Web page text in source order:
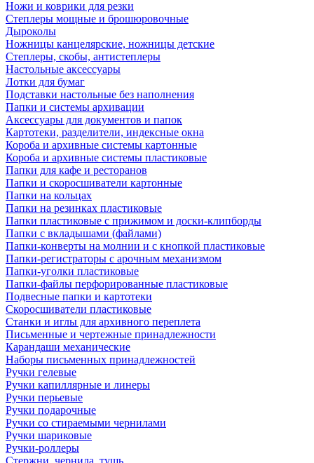
Ножи и коврики для резки
Степлеры мощные и брошюровочные
Дыроколы
Ножницы канцелярские, ножницы детские
Степлеры, скобы, антистеплеры
Настольные аксессуары
Лотки для бумаг
Подставки настольные без наполнения
Папки и системы архивации
Аксессуары для документов и папок
Картотеки, разделители, индексные окна
Короба и архивные системы картонные
Короба и архивные системы пластиковые
Папки для кафе и ресторанов
Папки и скоросшиватели картонные
Папки на кольцах
Папки на резинках пластиковые
Папки пластиковые с прижимом и доски-клипборды
Папки с вкладышами (файлами)
Папки-конверты на молнии и с кнопкой пластиковые
Папки-регистраторы с арочным механизмом
Папки-уголки пластиковые
Папки-файлы перфорированные пластиковые
Подвесные папки и картотеки
Скоросшиватели пластиковые
Станки и иглы для архивного переплета
Письменные и чертежные принадлежности
Карандаши механические
Наборы письменных принадлежностей
Ручки гелевые
Ручки капиллярные и линеры
Ручки перьевые
Ручки подарочные
Ручки со стираемыми чернилами
Ручки шариковые
Ручки-роллеры
Стержни, чернила, тушь